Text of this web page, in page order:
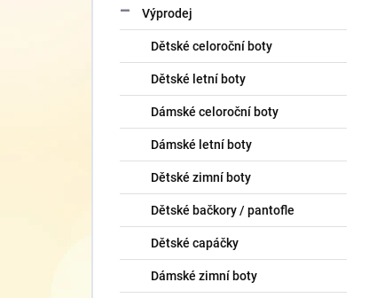
Výprodej
Dětské celoroční boty
Dětské letní boty
Dámské celoroční boty
Dámské letní boty
Dětské zimní boty
Dětské bačkory / pantofle
Dětské capáčky
Dámské zimní boty